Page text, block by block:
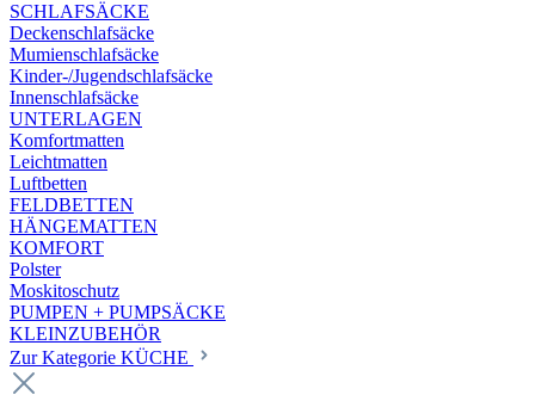
SCHLAFSÄCKE
Deckenschlafsäcke
Mumienschlafsäcke
Kinder-/Jugendschlafsäcke
Innenschlafsäcke
UNTERLAGEN
Komfortmatten
Leichtmatten
Luftbetten
FELDBETTEN
HÄNGEMATTEN
KOMFORT
Polster
Moskitoschutz
PUMPEN + PUMPSÄCKE
KLEINZUBEHÖR
Zur Kategorie KÜCHE